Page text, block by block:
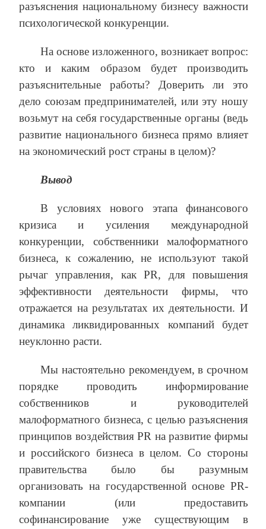
разъяснения национальному бизнесу важности
психологической конкуренции.
На основе изложенного, возникает вопрос:
кто и каким образом будет производить
разъяснительные работы? Доверить ли это
дело союзам предпринимателей, или эту ношу
возьмут на себя государственные органы (ведь
развитие национального бизнеса прямо влияет
на экономический рост страны в целом)?
Вывод
В условиях нового этапа финансового
кризиса и усиления международной
конкуренции, собственники малоформатного
бизнеса, к сожалению, не используют такой
рычаг управления, как PR, для повышения
эффективности деятельности фирмы, что
отражается на результатах их деятельности. И
динамика ликвидированных компаний будет
неуклонно расти.
Мы настоятельно рекомендуем, в срочном
порядке проводить информирование
собственников и руководителей
малоформатного бизнеса, с целью разъяснения
принципов воздействия PR на развитие фирмы
и российского бизнеса в целом. Со стороны
правительства было бы разумным
организовать на государственной основе PR-
компании (или предоставить
софинансирование уже существующим в